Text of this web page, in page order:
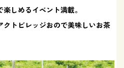
しめるイベント満載。
トビレッジおので美味しいお茶